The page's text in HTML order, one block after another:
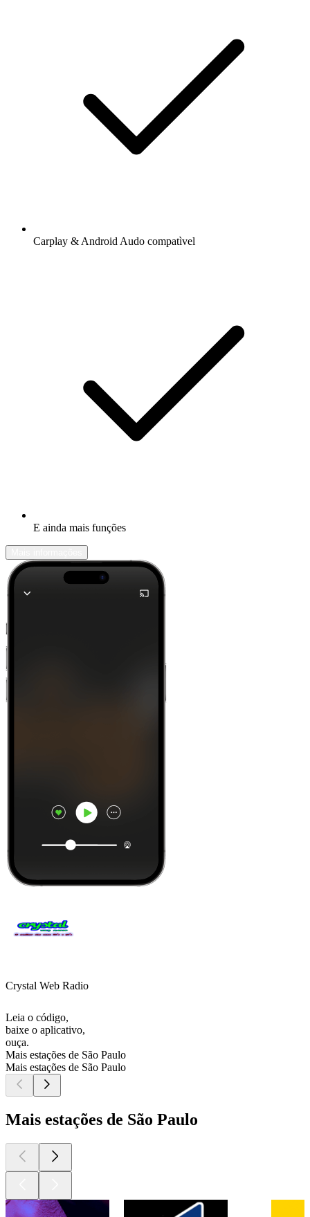
Carplay & Android Audo compatìvel
E ainda mais funções
Crystal Web Radio
Leia o código,
baixe o aplicativo,
ouça.
Mais estações de São Paulo
Mais estações de São Paulo
Mais estações de São Paulo